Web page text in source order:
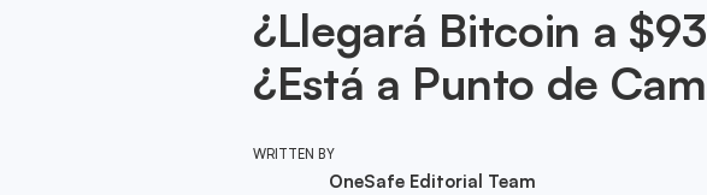
¿Llegará Bitcoin a
¿Está a Punto de
WRITTEN BY
OneSafe Editorial Team